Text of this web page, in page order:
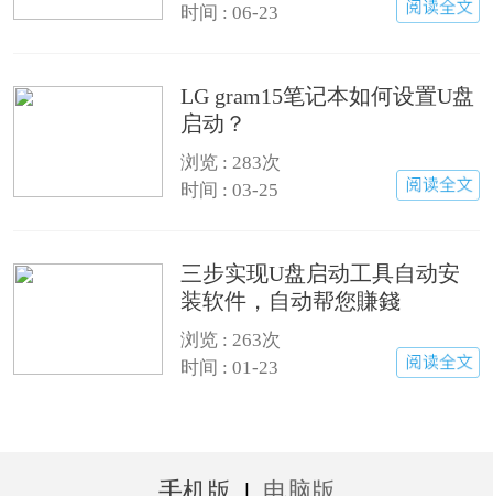
时间 : 06-23
LG gram15笔记本如何设置U盘
启动？
浏览 : 283次
时间 : 03-25
三步实现U盘启动工具自动安
装软件，自动帮您賺錢
浏览 : 263次
时间 : 01-23